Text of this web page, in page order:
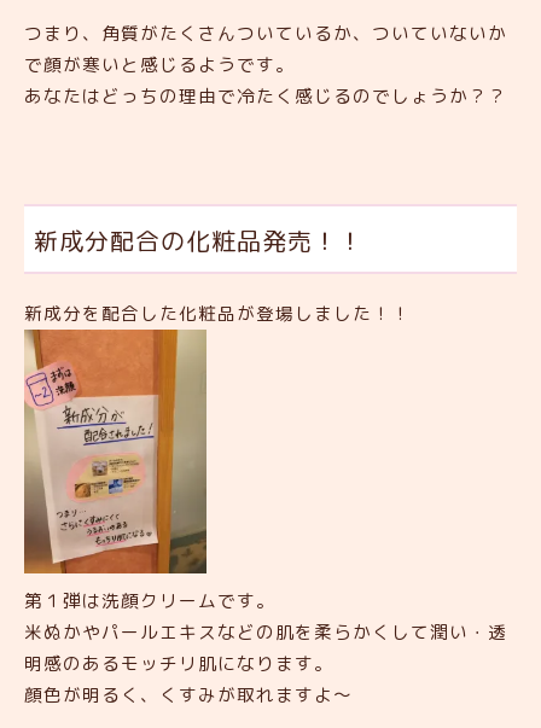
つまり、角質がたくさんついているか、ついていないか
で顔が寒いと感じるようです。
あなたはどっちの理由で冷たく感じるのでしょうか？？
新成分配合の化粧品発売！！
新成分を配合した化粧品が登場しました！！
第１弾は洗顔クリームです。
米ぬかやパールエキスなどの肌を柔らかくして潤い・透
明感のあるモッチリ肌になります。
顔色が明るく、くすみが取れますよ～